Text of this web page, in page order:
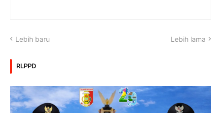
Lebih baru Lebih lama
RLPPD